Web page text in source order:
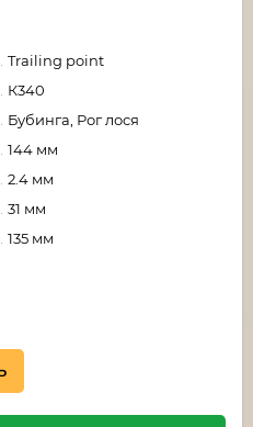
Trailing point
К340
Бубинга, Рог лося
144 мм
2.4 мм
31 мм
135 мм